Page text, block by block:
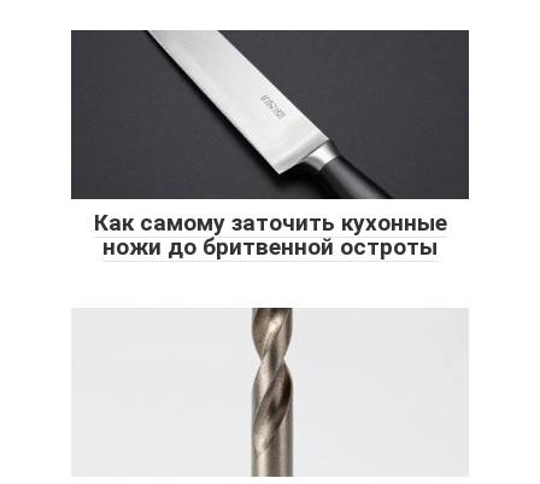
Как самому заточить кухонные
ножи до бритвенной остроты